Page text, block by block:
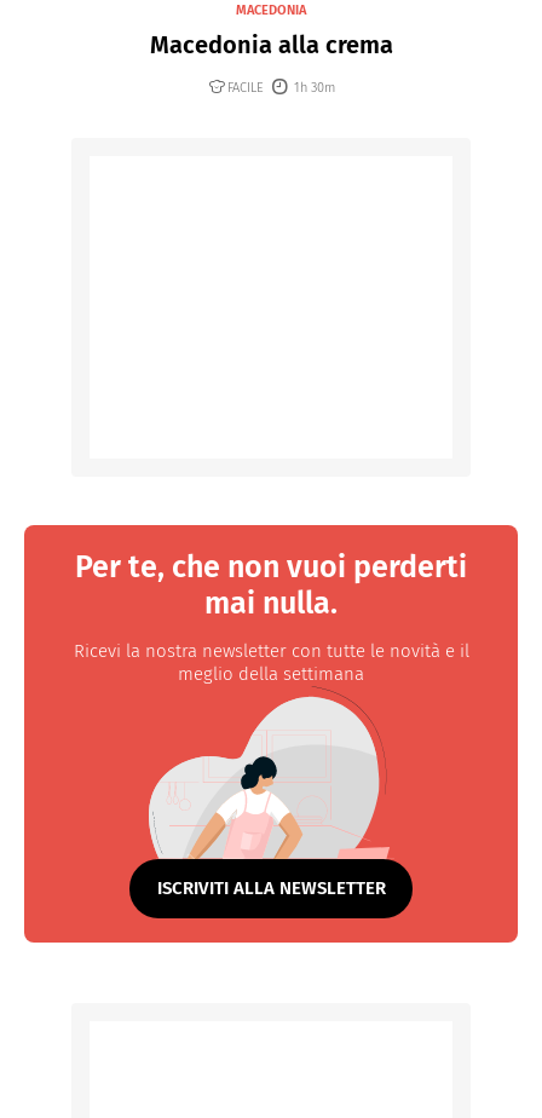
MACEDONIA
Macedonia alla crema
FACILE 1h 30m
Per te, che non vuoi perderti
mai nulla.
Ricevi la nostra newsletter con tutte le novità e il
meglio della settimana
ISCRIVITI ALLA NEWSLETTER